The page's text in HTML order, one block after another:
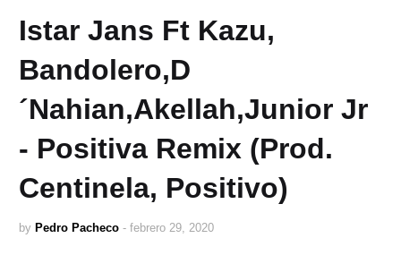
Istar Jans Ft Kazu,
Bandolero,D
´Nahian,Akellah,Junior Jr
- Positiva Remix (Prod.
Centinela, Positivo)
by Pedro Pacheco - febrero 29, 2020